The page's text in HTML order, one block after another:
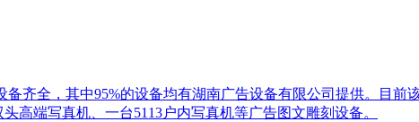
齐全，其中95%的设备均有湖南广告设备有限公司提供。目前
高端写真机、一台5113户内写真机等广告图文雕刻设备。